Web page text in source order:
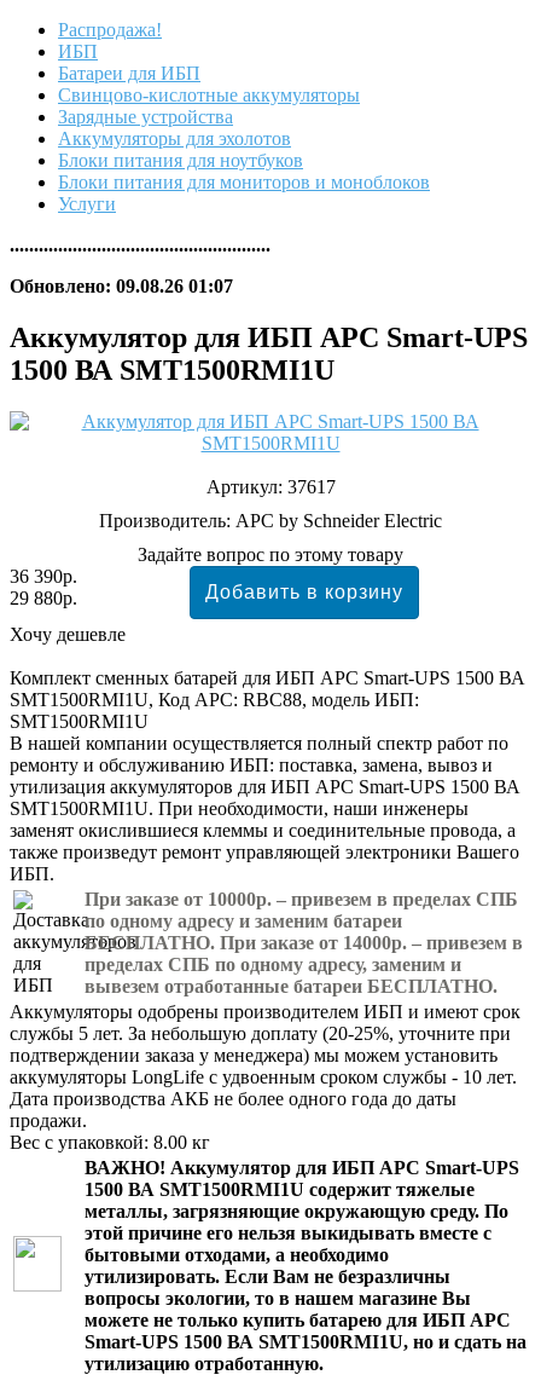
Распродажа!
ИБП
Батареи для ИБП
Свинцово-кислотные аккумуляторы
Зарядные устройства
Аккумуляторы для эхолотов
Блоки питания для ноутбуков
Блоки питания для мониторов и моноблоков
Услуги
......................................................
Обновлено: 09.08.26 01:07
Аккумулятор для ИБП APC Smart-UPS
1500 ВА SMT1500RMI1U
Артикул: 37617
Производитель: APC by Schneider Electric
Задайте вопрос по этому товару
36 390р.
29 880р.
Хочу дешевле
Комплект сменных батарей для ИБП APC Smart-UPS 1500 ВА
SMT1500RMI1U, Код APC: RBC88, модель ИБП:
SMT1500RMI1U
В нашей компании осуществляется полный спектр работ по
ремонту и обслуживанию ИБП: поставка, замена, вывоз и
утилизация аккумуляторов для ИБП APC Smart-UPS 1500 ВА
SMT1500RMI1U. При необходимости, наши инженеры
заменят окислившиеся клеммы и соединительные провода, а
также произведут ремонт управляющей электроники Вашего
ИБП.
При заказе от 10000р. – привезем в пределах СПБ
по одному адресу и заменим батареи
БЕСПЛАТНО. При заказе от 14000р. – привезем в
пределах СПБ по одному адресу, заменим и
вывезем отработанные батареи БЕСПЛАТНО.
Аккумуляторы одобрены производителем ИБП и имеют срок
службы 5 лет. За небольшую доплату (20-25%, уточните при
подтверждении заказа у менеджера) мы можем установить
аккумуляторы LongLife с удвоенным сроком службы - 10 лет.
Дата производства АКБ не более одного года до даты
продажи.
Вес с упаковкой: 8.00 кг
ВАЖНО! Аккумулятор для ИБП APC Smart-UPS
1500 ВА SMT1500RMI1U содержит тяжелые
металлы, загрязняющие окружающую среду. По
этой причине его нельзя выкидывать вместе с
бытовыми отходами, а необходимо
утилизировать. Если Вам не безразличны
вопросы экологии, то в нашем магазине Вы
можете не только купить батарею для ИБП APC
Smart-UPS 1500 ВА SMT1500RMI1U, но и сдать на
утилизацию отработанную.